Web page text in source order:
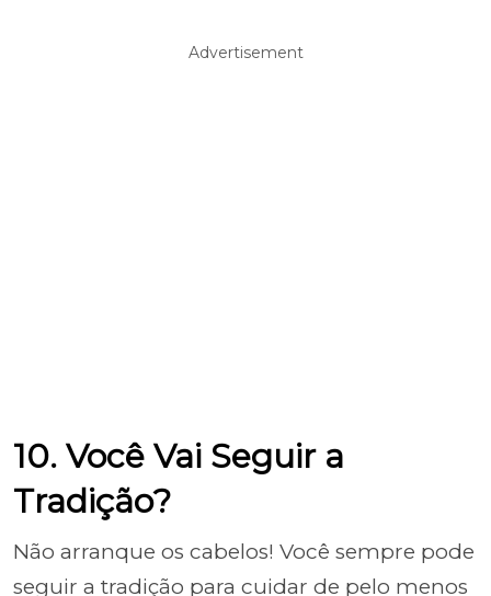
Advertisement
10. Você Vai Seguir a
Tradição?
Não arranque os cabelos! Você sempre pode
seguir a tradição para cuidar de pelo menos